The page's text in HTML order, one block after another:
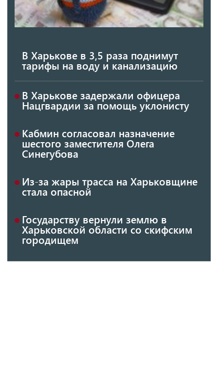
В Харькове в 3,5 раза поднимут
тарифы на воду и канализацию
В Харькове задержали офицера
Нацгвардии за помощь уклонисту
Кабмин согласовал назначение
шестого заместителя Олега
Синегубова
Из-за жары трасса на Харьковщине
стала опасной
Государству вернули землю в
Харьковской области со скифским
городищем